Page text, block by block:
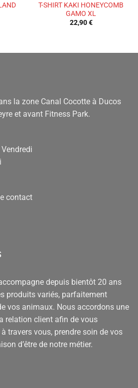
T-SHIRT KAKI HONEYCOMB
GAMO XL
22,90€
la zone Canal Cocotte à Ducos
et avant Fitness Park.
contact
depuis bientôt 20 ans
produits variés, parfaitement
vos animaux. Nous accordons une
relation client afin de vous
travers vous, prendre soin de vos
d’être de notre métier.